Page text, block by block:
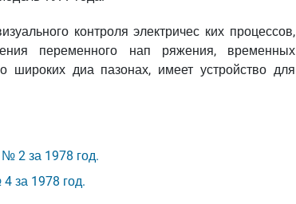
контроля электричес ких процессов,
переменного нап ряжения, временных
широких диа пазонах, имеет устройство для
2 за 1978 год.
за 1978 год.